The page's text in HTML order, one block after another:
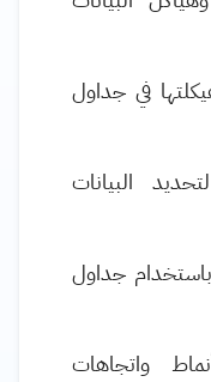
في جداول
البيانات
جداول
واتجاهات